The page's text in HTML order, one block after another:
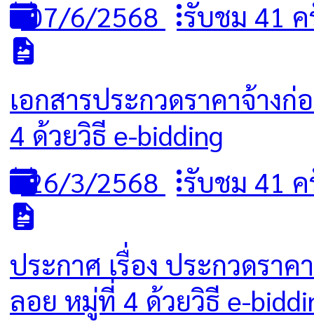
07/6/2568 รับชม 41 ค
เอกสารประกวดราคาจ้าง
4 ด้วยวิธี e-bidding
26/3/2568 รับชม 41 ค
ประกาศ เรื่อง ประกวดรา
ลอย หมู่ที่ 4 ด้วยวิธี e-